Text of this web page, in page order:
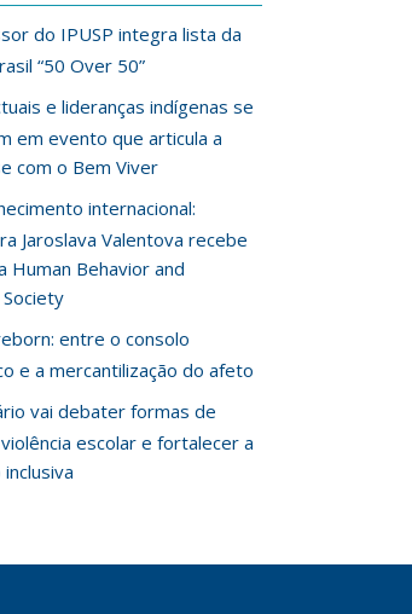
do IPUSP integra lista da
“50 Over 50”
e lideranças indígenas se
em evento que articula a
com o Bem Viver
internacional:
Jaroslava Valentova recebe
Human Behavior and
entre o consolo
e a mercantilização do afeto
vai debater formas de
escolar e fortalecer a